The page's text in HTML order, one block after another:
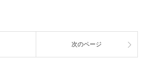
次のページ